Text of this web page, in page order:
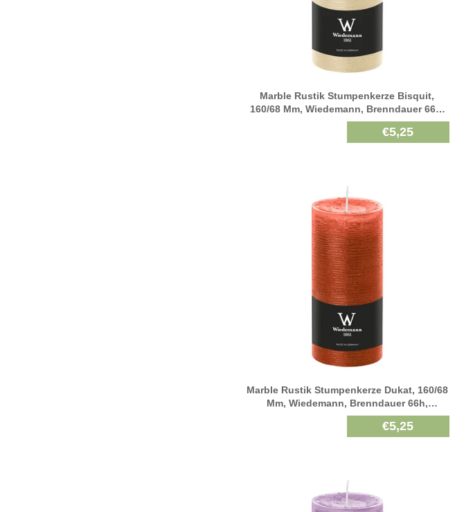
Marble Rustik Stumpenkerze Bisquit,
160/68 Mm, Wiedemann, Brenndauer 66h,
Durchgefärbt
€5,25
Marble Rustik Stumpenkerze Dukat, 160/68
Mm, Wiedemann, Brenndauer 66h,
Durchgefärbt
€5,25